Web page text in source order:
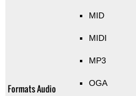
Formats Audio
MID
MIDI
MP3
OGA